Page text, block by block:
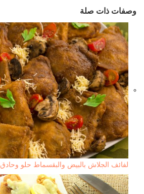
وصفات ذات صلة
لفائف الجلاش بالبيض والبقسماط حلو وحادق